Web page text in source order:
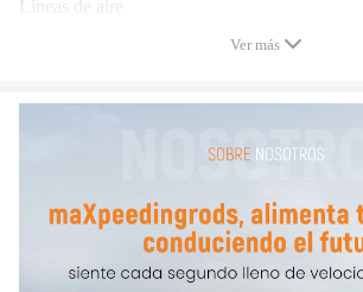
Líneas de aire
- Capacidad de carga: 5000 lbs up
- Garantía: dos años de garantía por
Ver más